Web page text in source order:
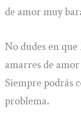
de amor muy
No dudes en
amarres de
Siempre podrás
problema.